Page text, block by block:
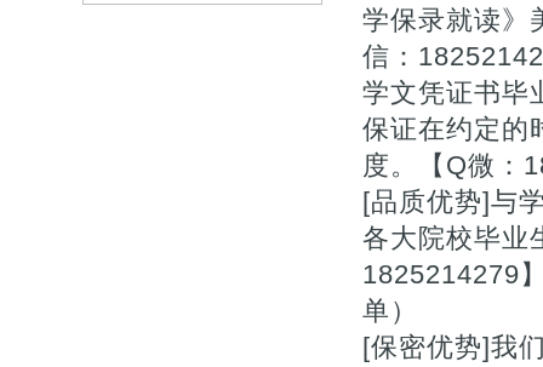
学保录就读》
信：
学文凭证书毕
保证在约定的
度。【Q微：
[品质优势]与
各大院校毕业
1825214279
单）
[保密优势]我